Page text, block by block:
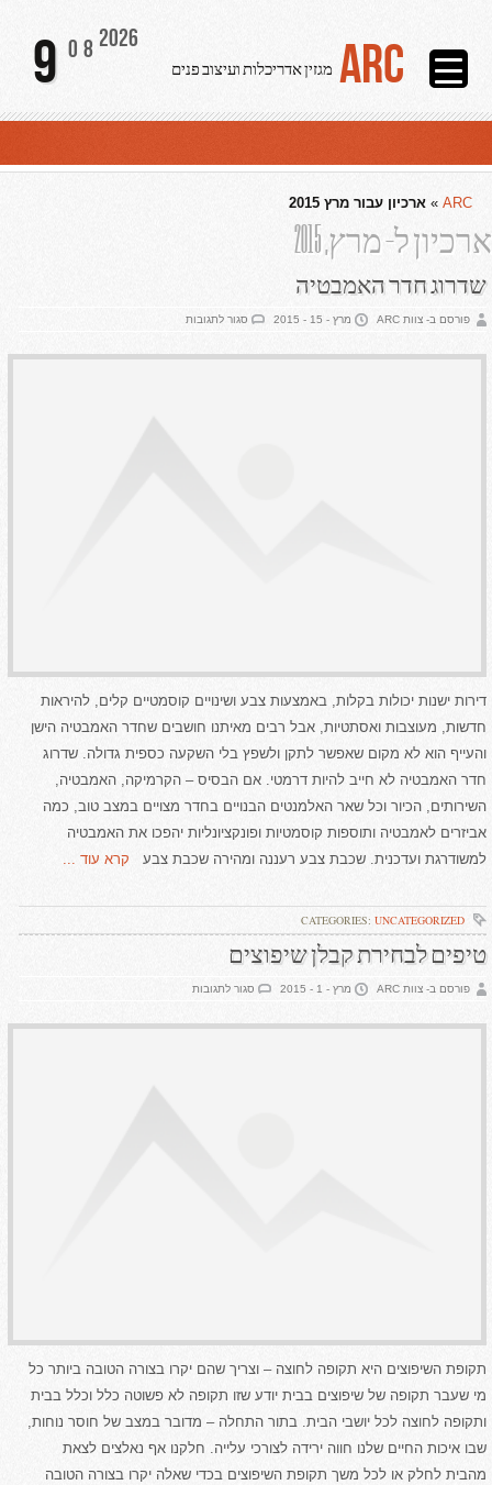
9 082026 ARC מגזין אדריכלות ועיצוב פנים
ARC
» ארכיון עבור מרץ 2015
ארכיון ל- מרץ, 2015
שדרוג חדר האמבטיה
פורסם ב- צוות ARC מרץ - 15 - 2015 סגור לתגובותעל
האמבטיה
דירות ישנות יכולות בקלות, באמצעות צבע ושינויים קוסמטיים קלים, להיראות
חדשות, מעוצבות ואסתטיות, אבל רבים מאיתנו חושבים שחדר האמבטיה הישן
והעייף הוא לא מקום שאפשר לתקן ולשפץ בלי השקעה כספית גדולה. שדרוג
חדר האמבטיה לא חייב להיות דרמטי. אם הבסיס – הקרמיקה, האמבטיה,
השירותים, הכיור וכל שאר האלמנטים הבנויים בחדר מצויים במצב טוב, כמה
אביזרים לאמבטיה ותוספות קוסמטיות ופונקציונליות יהפכו את האמבטיה
למשודרגת ועדכנית. שכבת צבע רעננה ומהירה שכבת צבע קרא עוד ...
CATEGORIES: UNCATEGORIZED
טיפים לבחירת קבלן שיפוצים
פורסם ב- צוות ARC מרץ - 1 - 2015 סגור לתגובותעל
קבלן
תקופת השיפוצים היא תקופה לחוצה – וצריך שהם יקרו בצורה הטובה ביותר כל
מי שעבר תקופה של שיפוצים בבית יודע שזו תקופה לא פשוטה כלל וכלל בבית
ותקופה לחוצה לכל יושבי הבית. בתור התחלה – מדובר במצב של חוסר נוחות,
שבו איכות החיים שלנו חווה ירידה לצורכי עלייה. חלקנו אף נאלצים לצאת
מהבית לחלק או לכל משך תקופת השיפוצים בכדי שאלה יקרו בצורה הטובה